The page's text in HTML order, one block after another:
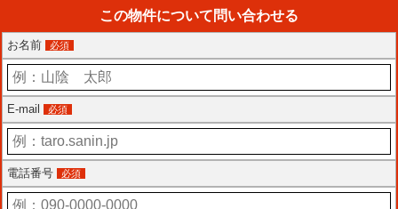
この物件について問い合わせる
お名前 必須
E-mail 必須
電話番号 必須